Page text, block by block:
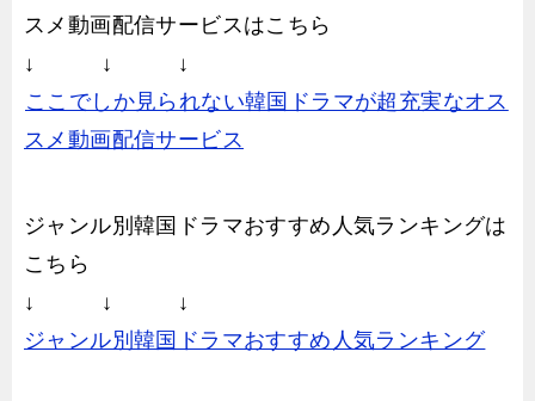
スメ動画配信サービスはこちら
↓ ↓ ↓
ここでしか見られない韓国ドラマが超充実なオス
スメ動画配信サービス
ジャンル別韓国ドラマおすすめ人気ランキングは
こちら
↓ ↓ ↓
ジャンル別韓国ドラマおすすめ人気ランキング